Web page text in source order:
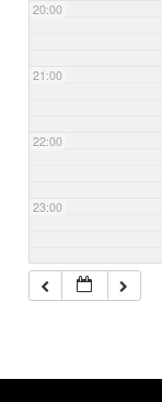
20:00
21:00
22:00
23:00